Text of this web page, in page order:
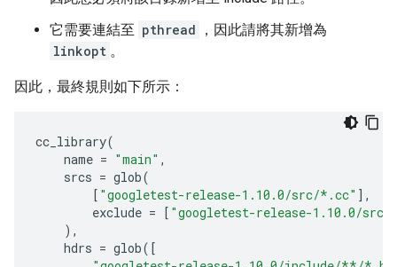
它需要連結至 pthread
，因此請將其新增為
linkopt 。
因此，最終規則如下所示：
cc_library(
name = "main" ,
srcs = glob(
[ "googletest-release-1.10.0/src/*.cc" ],
exclude = [ "googletest-release-1.10.0/
),
hdrs = glob([